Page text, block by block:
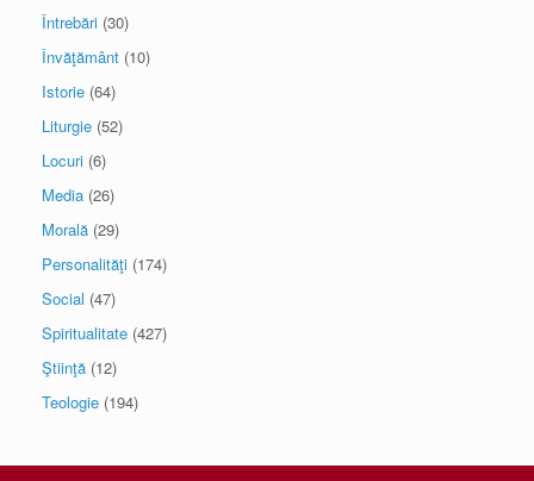
Întrebări (30)
Învăţământ (10)
Istorie (64)
Liturgie (52)
Locuri (6)
Media (26)
Morală (29)
Personalităţi (174)
Social (47)
Spiritualitate (427)
Ştiinţă (12)
Teologie (194)